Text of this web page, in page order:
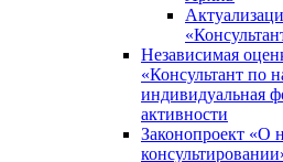
Независимая
«Консультант по
индивидуальная
активности
Законопроект «О